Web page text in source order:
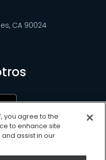
CA 90024
you agree to the
to enhance site
assist in our